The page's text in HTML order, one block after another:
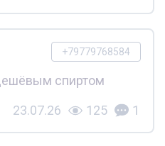
+79779768584
спиртом
23.07.26 125 1